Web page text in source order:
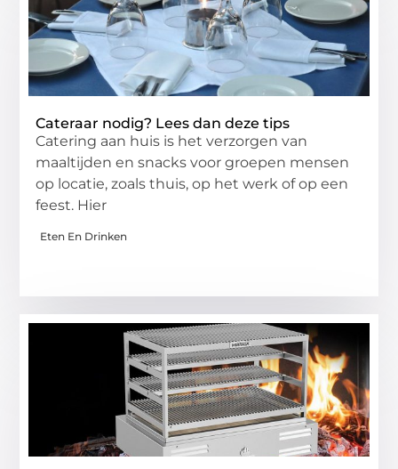
Cateraar nodig? Lees dan deze tips
Catering aan huis is het verzorgen van
maaltijden en snacks voor groepen mensen
op locatie, zoals thuis, op het werk of op een
feest. Hier
Eten En Drinken